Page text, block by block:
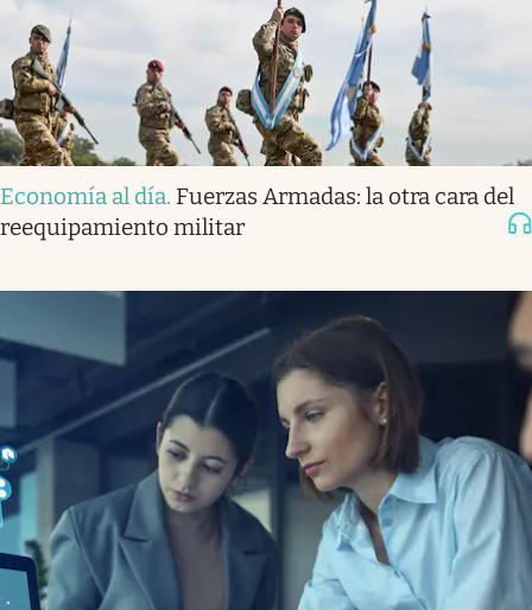
Economía al día. Fuerzas Armadas: la otra cara del
reequipamiento militar